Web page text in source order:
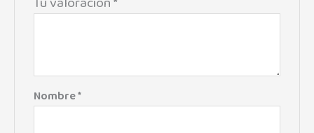
Nombre*